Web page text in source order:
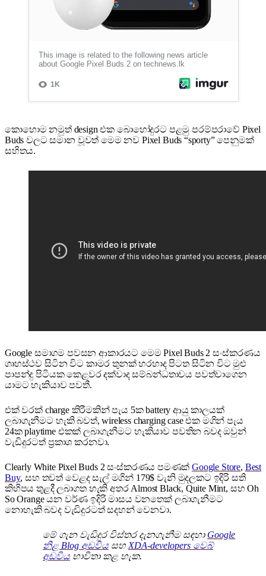
කොහොම නමුත් design එක බොහෝදුරට පළමු පරම්පරාවේ Pixel
Buds වලට සමාන වූවත් මෙම නව Pixel Buds “sporty” පෙනුමක්
සහිතය.
Google සමාගම පවසන ආකාරයට මෙම Pixel Buds 2 සංස්කරණය
ගෘහස්ථව සිටින විට කාමර තුනක් හරහාද පිටත සිටින විට මුළු
පාපන්දු පිටියක කෙළවර දක්වාද සම්බන්ධතාවය පවත්වාගෙන
යාමට හැකියාව පවතී.
එක් වරක් charge කිරීමකින් පැය 5ක battery ආයු කාලයක්
ලබාගැනීමට හැකි බවත්, wireless charging case එක මගින් පැය
24ක playtime එකක් ලබාගැනීමට හැකියාව පවතින බවද ඔවුන්
වැඩිදුරටත් ප්‍රකාශ කරනවා.
Clearly White Pixel Buds 2 සංස්කරණය පමණක්Google Store, Best
Buy, සහ තවත් වෙළද සැල් මගින් 179$ වැනි මුදලකට ඉදිරි සති
කිහිපය තුළදී ලබාගත හැකි අතර Almost Black, Quite Mint, සහ Oh
So Orange යන වර්ණ ඉදිරි මාසය වනතෙක් ලබාගැනීමට
නොහැකි බවද වැඩිදුරටත් සදහන් වෙනවා.
මේ ගැන වැඩිදුර විස්තර දැනගැනීම සඳහා Google
නිළ Blog අඩවිය සහ XDA-developers වෙබ්
අඩවිය භාවිතා කළ හැක.